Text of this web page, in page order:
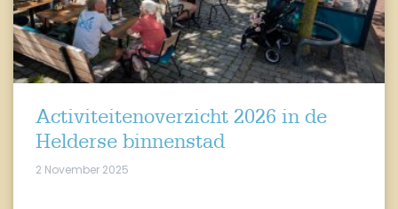
Activiteitenoverzicht 2026 in de
Helderse binnenstad
2 November 2025